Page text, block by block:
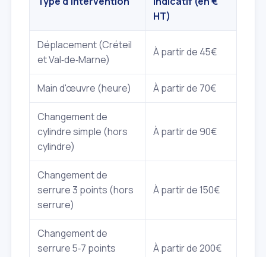
HT)
Déplacement (Créteil
et Val‑de‑Marne)
À partir de 45€
Main d'œuvre (heure) À partir de 70€
Changement de
cylindre simple (hors
cylindre)
À partir de 90€
Changement de
serrure 3 points (hors
serrure)
À partir de 150€
Changement de
serrure 5‑7 points
À partir de 200€